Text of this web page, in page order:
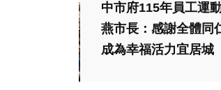
中市府115年員工運
燕市長：感謝全體
成為幸福活力宜居城
社會 健康